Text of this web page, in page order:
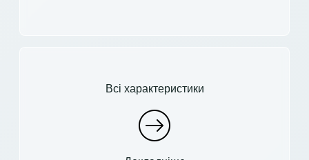
Всі характеристики